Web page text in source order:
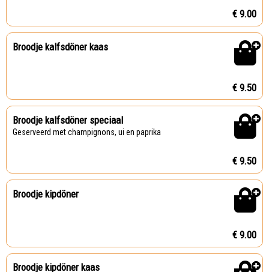
€ 9.00
Broodje kalfsdöner kaas
€ 9.50
Broodje kalfsdöner speciaal
Geserveerd met champignons, ui en paprika
€ 9.50
Broodje kipdöner
€ 9.00
Broodje kipdöner kaas